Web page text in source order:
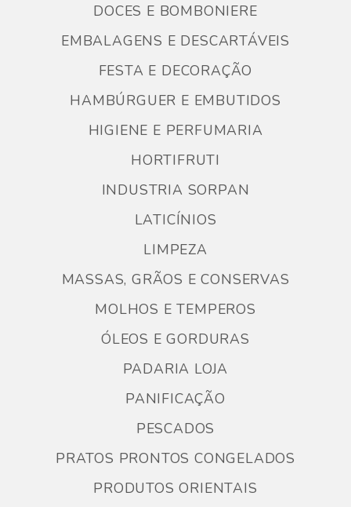
DOCES E BOMBONIERE
EMBALAGENS E DESCARTÁVEIS
FESTA E DECORAÇÃO
HAMBÚRGUER E EMBUTIDOS
HIGIENE E PERFUMARIA
HORTIFRUTI
INDUSTRIA SORPAN
LATICÍNIOS
LIMPEZA
MASSAS, GRÃOS E CONSERVAS
MOLHOS E TEMPEROS
ÓLEOS E GORDURAS
PADARIA LOJA
PANIFICAÇÃO
PESCADOS
PRATOS PRONTOS CONGELADOS
PRODUTOS ORIENTAIS